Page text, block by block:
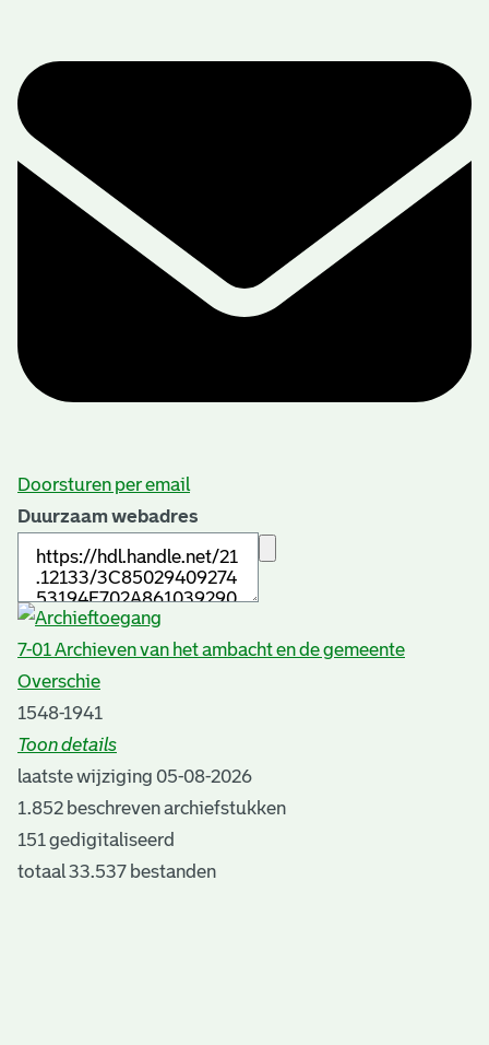
Doorsturen per email
Duurzaam webadres
7-01 Archieven van het ambacht en de gemeente
Overschie
1548-1941
Toon details
Datering:
1548-1941
Beschrijving:
Inventaris van het archief van het ambacht en de
laatste wijziging 05-08-2026
1.852 beschreven archiefstukken
151 gedigitaliseerd
totaal 33.537 bestanden